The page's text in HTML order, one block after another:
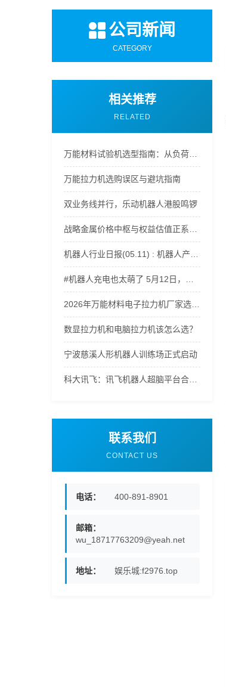
公司新闻
CATEGORY
相关推荐
RELATED
万能拉力机选购误区与避坑指南
双业务线并行，乐动机器人港股鸣锣
数显拉力机和电脑拉力机该怎么选？
宁波慈溪人形机器人训练场正式启动
联系我们
CONTACT US
电话： 400-891-8901
邮箱：
wu_18717763209@yeah.net
地址： 娱乐城:f2976.top